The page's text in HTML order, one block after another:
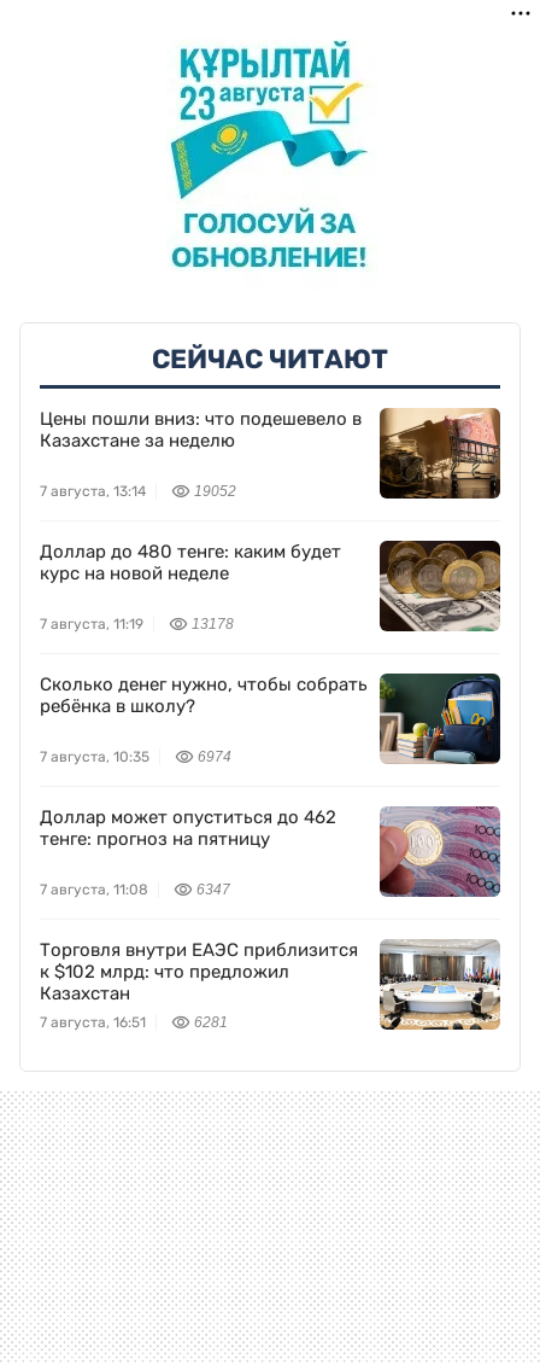
СЕЙЧАС ЧИТАЮТ
Цены пошли вниз: что подешевело в
Казахстане за неделю
7 августа, 13:14 19052
Доллар до 480 тенге: каким будет
курс на новой неделе
7 августа, 11:19 13178
Сколько денег нужно, чтобы собрать
ребёнка в школу?
7 августа, 10:35 6974
Доллар может опуститься до 462
тенге: прогноз на пятницу
7 августа, 11:08 6347
Торговля внутри ЕАЭС приблизится
к $102 млрд: что предложил
Казахстан
7 августа, 16:51 6281